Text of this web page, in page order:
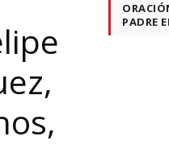
PADRE